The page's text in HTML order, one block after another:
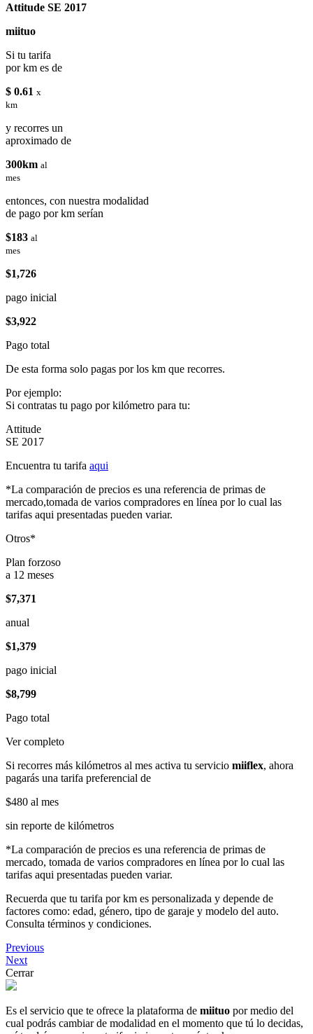
Attitude SE 2017
miituo
Si tu tarifa
por km es de
$ 0.61 x
km
y recorres un
aproximado de
300km al
mes
entonces, con nuestra modalidad
de pago por km serían
$183 al
mes
$1,726
pago inicial
$3,922
Pago total
De esta forma solo pagas por los km que recorres.
Por ejemplo:
Si contratas tu pago por kilómetro para tu:
Attitude
SE 2017
Encuentra tu tarifa aqui
*La comparación de precios es una referencia de primas de
mercado,tomada de varios compradores en línea por lo cual las
tarifas aqui presentadas pueden variar.
Otros*
Plan forzoso
a 12 meses
$7,371
anual
$1,379
pago inicial
$8,799
Pago total
Ver completo
Si recorres más kilómetros al mes activa tu servicio miiflex, ahora
pagarás una tarifa preferencial de
$480 al mes
sin reporte de kilómetros
*La comparación de precios es una referencia de primas de
mercado, tomada de varios compradores en línea por lo cual las
tarifas aqui presentadas pueden variar.
Recuerda que tu tarifa por km es personalizada y depende de
factores como: edad, género, tipo de garaje y modelo del auto.
Consulta términos y condiciones.
Previous
Next
Cerrar
Es el servicio que te ofrece la plataforma de miituo por medio del
cual podrás cambiar de modalidad en el momento que tú lo decidas,